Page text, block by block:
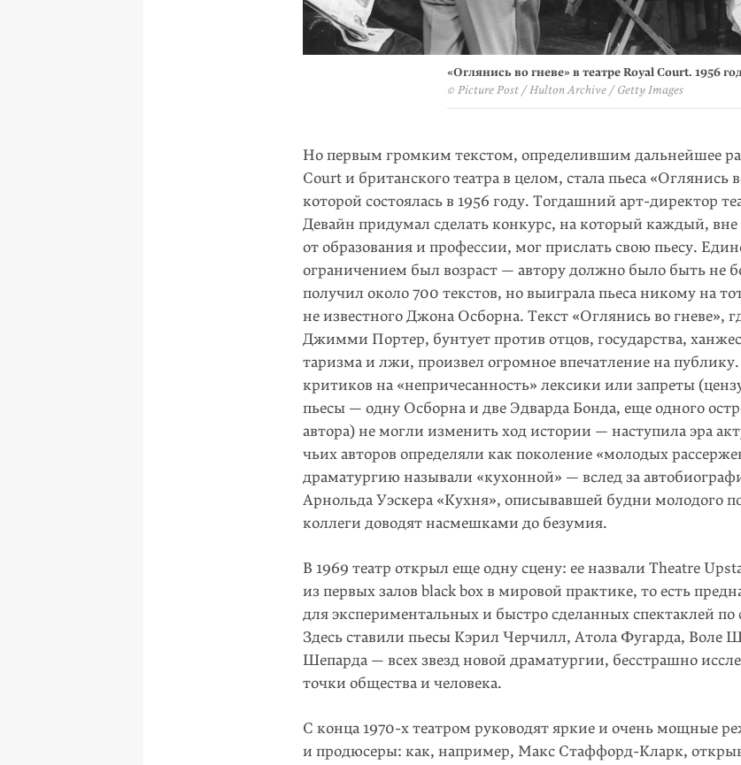
«Оглянись во гневе» в театре Royal Court. 1956
© Picture Post / Hulton Archive / Getty Images
Но первым громким текстом, определившим дальнейшее
Court и британ­ского театра в целом, стала пьеса «Оглянись
которой состоялась в 1956 году. Тогдашний арт-директор
Девайн придумал сделать конкурс, на который каждый, вне
от образования и профессии, мог прислать свою пьесу.
ограничением был возраст — автору должно было быть не
получил около 700 текстов, но выиграла пьеса никому на
не известного Джона Осборна. Текст «Оглянись во гневе»,
Джимми Портер, бунтует против отцов, государства,
таризма и лжи, произвел огромное впечат­ление на
критиков на «непричесанность» лексики или запреты
пьесы — одну Осборна и две Эдварда Бонда, еще одного
автора) не могли изменить ход истории — наступила эра
чьих авторов определяли как поколение «молодых
драматургию называли «кухон­ной» — вслед за
Арнольда Уэскера «Кухня», описывавшей будни молодого
коллеги доводят насмешками до безумия.
В 1969 театр открыл еще одну сцену: ее назвали Theatre
из первых залов black box в мировой практике, то есть
для экспериментальных и быстро сделанных спектаклей
Здесь ставили пьесы Кэрил Черчилл, Атола Фугарда, Воле
Шепар­да — всех звезд новой драматургии, бесстрашно
точки общества и человека.
С конца 1970-х театром руководят яркие и очень мощные
и продюсеры: как, например, Макс Стаффорд-Кларк,